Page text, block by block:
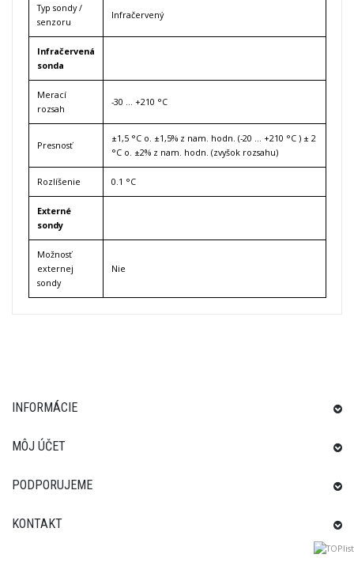
Typ sondy /
senzoru
Infračervený
Infračervená
sonda
Merací
rozsah
-30 … +210 °C
Presnosť
±1,5 °C o. ±1,5% z nam. hodn. (-20 … +210 °C ) ± 2
°C o. ±2% z nam. hodn. (zvyšok rozsahu)
Rozlíšenie 0.1 °C
Externé
sondy
Možnosť
externej
sondy
Nie
INFORMÁCIE
MÔJ ÚČET
PODPORUJEME
KONTAKT